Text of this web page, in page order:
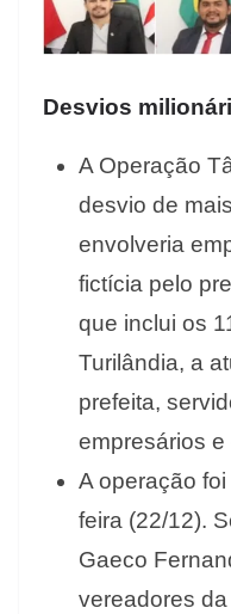
Desvios
A Operação
desvio de
envolveria
fictícia pelo
que inclui os
Turilândia, a
prefeita,
empresários
A operação
feira (22/12).
Gaeco
vereadores